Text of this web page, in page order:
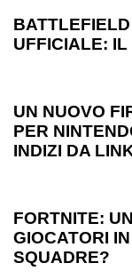
UFFICIALE:
UN NUOVO
PER
INDIZI DA
FORTNITE:
GIOCATORI
SQUADRE?